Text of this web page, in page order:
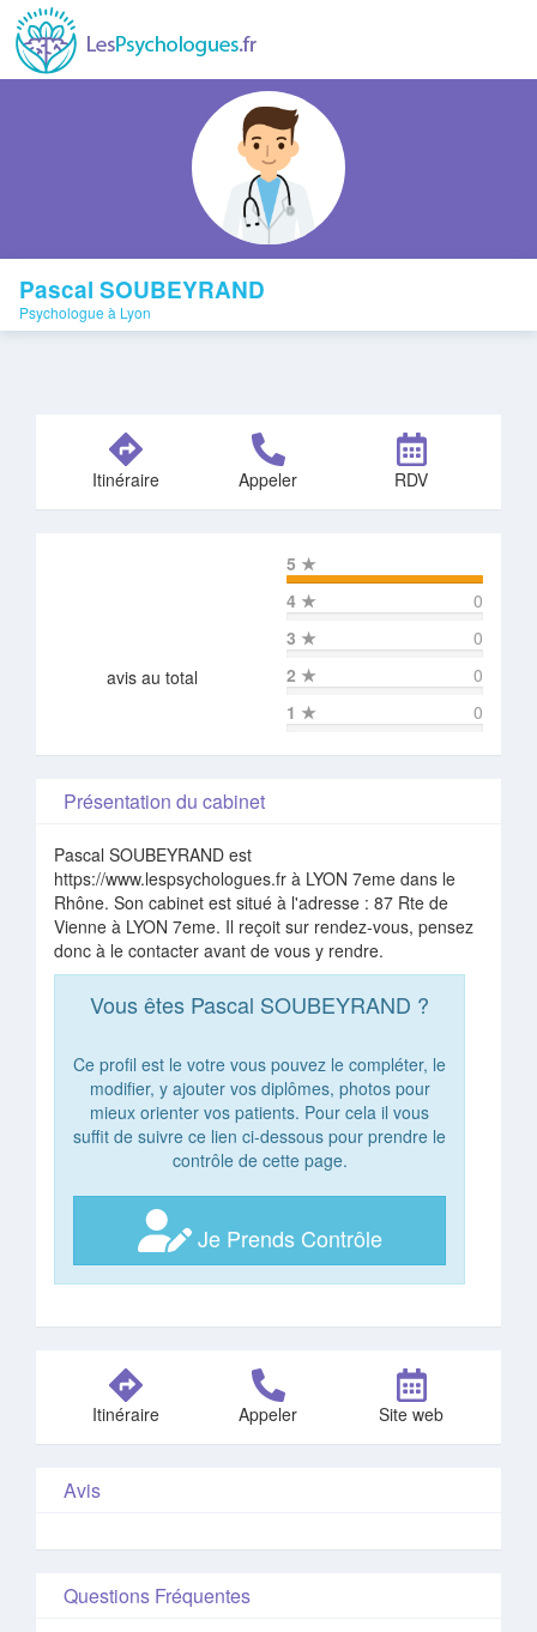
Pascal SOUBEYRAND
Psychologue à Lyon
Itinéraire Appeler RDV
avis au total
5 ★
4 ★
0
3 ★
0
2 ★
0
1 ★ 0
Présentation du cabinet
Pascal SOUBEYRAND est
https://www.lespsychologues.fr à LYON 7eme dans le
Rhône. Son cabinet est situé à l'adresse : 87 Rte de
Vienne à LYON 7eme. Il reçoit sur rendez-vous, pensez
donc à le contacter avant de vous y rendre.
Vous êtes Pascal SOUBEYRAND ?
Ce profil est le votre vous pouvez le compléter, le
modifier, y ajouter vos diplômes, photos pour
mieux orienter vos patients. Pour cela il vous
suffit de suivre ce lien ci-dessous pour prendre le
contrôle de cette page.
Je Prends Contrôle
Itinéraire Appeler Site web
Avis
Questions Fréquentes